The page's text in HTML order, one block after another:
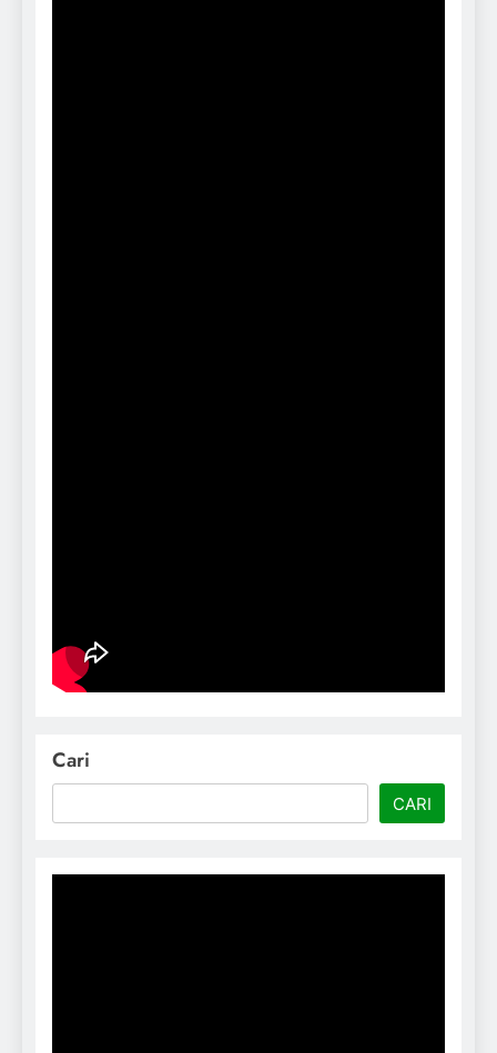
Cari
CARI